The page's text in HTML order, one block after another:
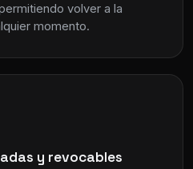
volver a la
momento.
y revocables